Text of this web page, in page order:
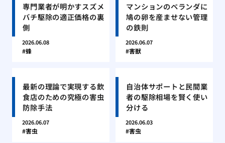
専門業者が明かすスズメ
バチ駆除の適正価格の裏
側
2026.06.08
蜂
マンションのベランダに
鳩の卵を産ませない管理
の鉄則
2026.06.07
害獣
最新の理論で実現する飲
食店のための究極の害虫
防除手法
2026.06.07
害虫
自治体サポートと民間業
者の駆除相場を賢く使い
分ける
2026.06.03
害虫